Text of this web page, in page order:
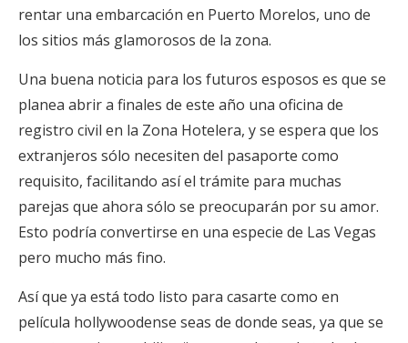
rentar una embarcación en Puerto Morelos, uno de
los sitios más glamorosos de la zona.
Una buena noticia para los futuros esposos es que se
planea abrir a finales de este año una oficina de
registro civil en la Zona Hotelera, y se espera que los
extranjeros sólo necesiten del pasaporte como
requisito, facilitando así el trámite para muchas
parejas que ahora sólo se preocuparán por su amor.
Esto podría convertirse en una especie de Las Vegas
pero mucho más fino.
Así que ya está todo listo para casarte como en
película hollywoodense seas de donde seas, ya que se